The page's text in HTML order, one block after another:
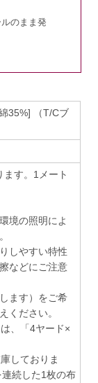
のまま発
35%] （T/Cブ
ます。1メート
境の照明によ
しやすい特性
などにご注意
ます）をご希
ください。
、「4ヤード×
しておりま
続した1枚の布